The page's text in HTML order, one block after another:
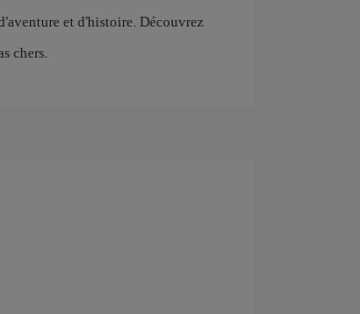
et d'histoire. Découvrez
chers.